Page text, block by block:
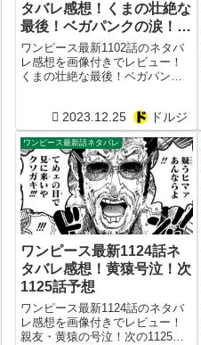
タバレ感想！くまの壮絶な
最後！ベガパンクの涙！
1103話予想
ワンピース最新1102話のネタバ
レ感想を画像付きでレビュー！
くまの壮絶な最後！ベガパンク
2023.12.25 ドルジ
ワンピース最新話ネタバレ
ワンピース最新1124話ネ
タバレ感想！黄猿号泣！次
1125話予想
ワンピース最新1124話のネタバ
レ感想を画像付きでレビュー！
親友・黄猿の号泣！次の1125話